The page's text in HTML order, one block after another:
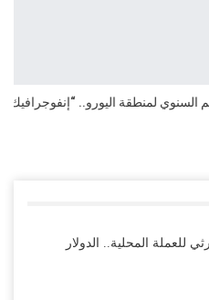
للعملة المحلية.. الدولار